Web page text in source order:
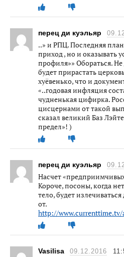
перец ди куэльяр
..» и РПЦ. Последняя
приход , но и оказывать
профиля»» Обораться.
будет прирастать
хуёвенько, что и
«..годовая инфляция
чудненькая цифирка.
цисцернами от такой
сказал великий Баз
предел»! )
перец ди куэльяр
Насчет
Короче, посоны, когда
тело, будет
от.
http://www.currenttime.tv/
Vasilisa 09.12.2016